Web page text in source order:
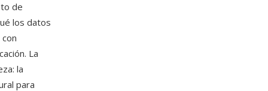
de
los datos
La
la
para